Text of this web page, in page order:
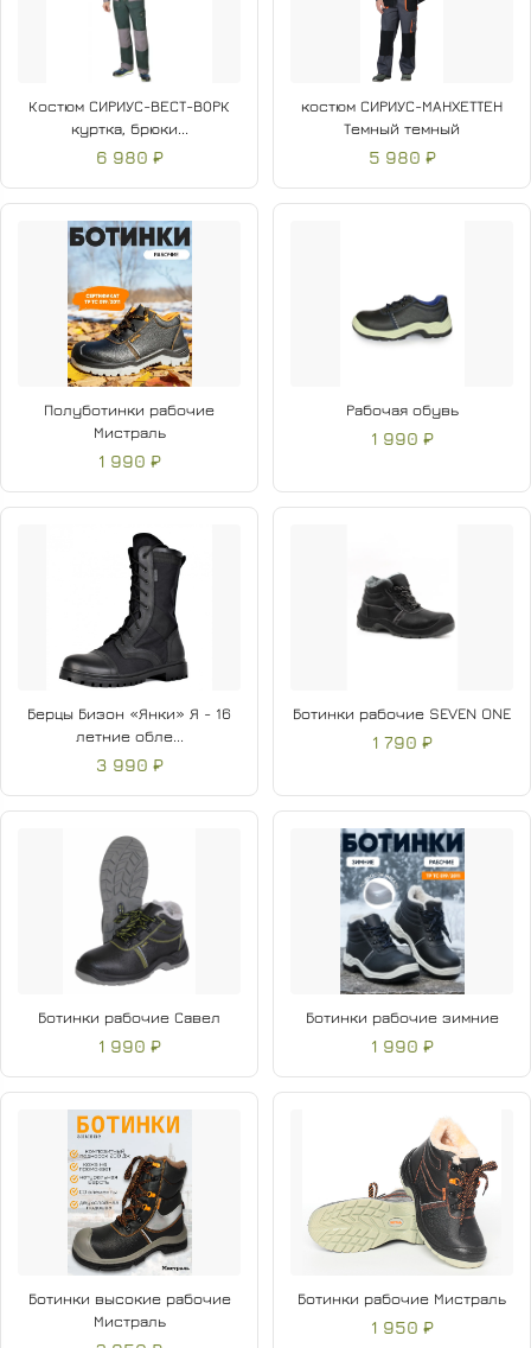
Костюм СИРИУС-ВЕСТ-ВОРК
куртка, брюки...
6 980 ₽
костюм СИРИУС-МАНХЕТТЕН
Темный темный
5 980 ₽
Полуботинки рабочие
Мистраль
1 990 ₽
Рабочая обувь
1 990 ₽
Берцы Бизон «Янки» Я - 16
летние обле...
3 990 ₽
Ботинки рабочие SEVEN ONE
1 790 ₽
Ботинки рабочие Савел
1 990 ₽
Ботинки рабочие зимние
1 990 ₽
Ботинки высокие рабочие
Мистраль
Ботинки рабочие Мистраль
1 950 ₽